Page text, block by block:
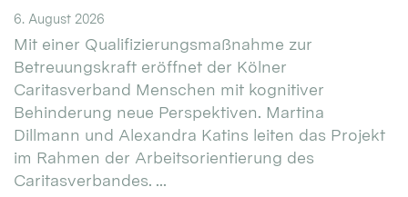
6. August 2026
Mit einer Qualifizierungsmaßnahme zur
Betreuungskraft eröffnet der Kölner
Caritasverband Menschen mit kognitiver
Behinderung neue Perspektiven. Martina
Dillmann und Alexandra Katins leiten das Projekt
im Rahmen der Arbeitsorientierung des
Caritasverbandes. ...